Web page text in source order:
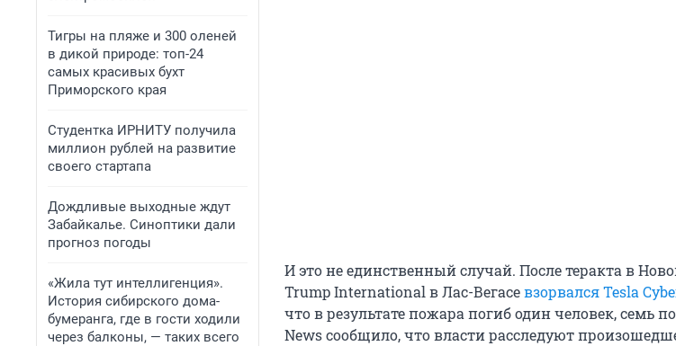
Тигры на пляже и 300 оленей
в дикой природе: топ-24
самых красивых бухт
Приморского края
Студентка ИРНИТУ получила
миллион рублей на развитие
своего стартапа
Дождливые выходные ждут
Забайкалье. Синоптики дали
прогноз погоды
«Жила тут интеллигенция».
История сибирского дома-
бумеранга, где в гости ходили
через балконы, — таких всего
И это не единственный случай. После теракта в
Trump International в Лас-Вегасевзорвался Tesla
что в результате пожара погиб один человек, семь
News сообщило, что власти расследуют